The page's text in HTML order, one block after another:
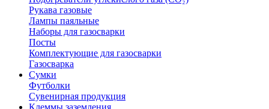
Рукава газовые
Лампы паяльные
Наборы для газосварки
Посты
Комплектующие для газосварки
Газосварка
Сумки
Футболки
Сувенирная продукция
Клеммы заземления